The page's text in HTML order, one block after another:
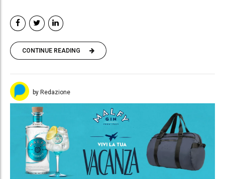
CONTINUE READING
by Redazione